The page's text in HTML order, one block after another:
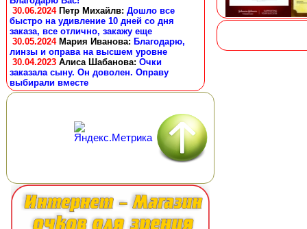
30.06.2024 Петр Михайлв: Дошло все
быстро на удивление 10 дней со дня
заказа, все отлично, закажу еще
30.05.2024 Мария Иванова: Благодарю,
линзы и оправа на высшем уровне
30.04.2023 Алиса Шабанова: Очки
заказала сыну. Он доволен. Оправу
выбирали вместе